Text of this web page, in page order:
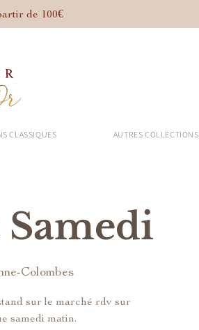
de 100€
CLASSIQUES AUTRES COLLECTIONS
Colombes
sur le marché rdv sur
samedi matin.